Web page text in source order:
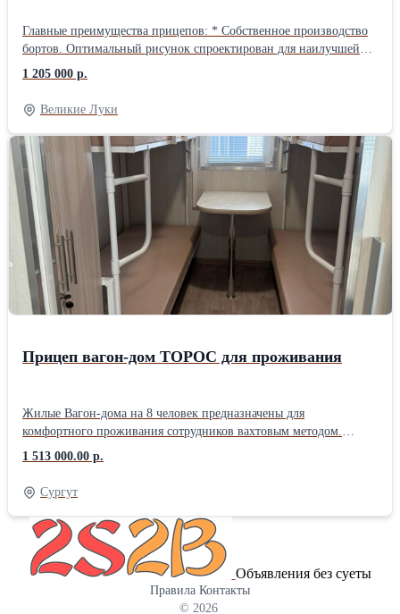
Главные преимущества прицепов: * Собственное производство
бортов. Оптимальный рисунок спроектирован для наилучшей
износостойкости от постоянных боковых нагрузок,
позволяющим переносить двукратное напряжение от давления
груза по бокам. * Покраска: полиуретановое покрытие,
содержащее цинк-фосфатный пигмент, обеспечивающий
долговечность и антикоррозийную стойкость. * Применение в
раме прочной стали. * Единая усиленная рама, с шаровой
системой опрокидывания (невозможность поломки). *
Использование импортных осей с усиленными тормозными
дисками. * Использование импортных гидроцилиндров и
поворотных кругов.
1 205 000 р.
Великие Луки
Прицеп вагон-дом ТОРОС для проживания
Жилые Вагон-дома на 8 человек предназначены для
комфортного проживания сотрудников вахтовым методом.
Технология укладки слоев утеплителя обеспечивает комфортные
условия для проживания в суровом климате (от -60 ⁰С до +40
⁰С). Также наши вагоны отличаются высокой надежностью
благодаря прочной металлоконструкции, которая рассчитана на
кручения и изгибы при езде в условиях бездорожья. Вход в
вагон-дом через обогреваемый тамбур с вешалкой для верхней
одежды и полкой обуви. Далее идет общее помещение, где
имеется: мойка, полка для умывальных принадлежностей, 4
стула, обеденный стол. Здесь сотрудники вашей компании могут
хранить и готовить еду, обсудить рабочие нюансы и поработать
1 513 000.00 р.
Сургут
Объявления без суеты
Правила Контакты
© 2026